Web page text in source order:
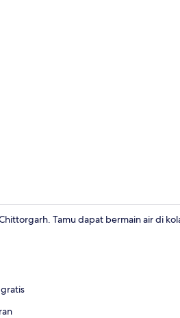
Tamu dapat bermain air di